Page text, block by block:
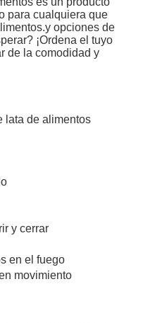
para cualquiera que
opciones de
¡Ordena el tuyo
de la comodidad y
lata de alimentos
y cerrar
en el fuego
movimiento